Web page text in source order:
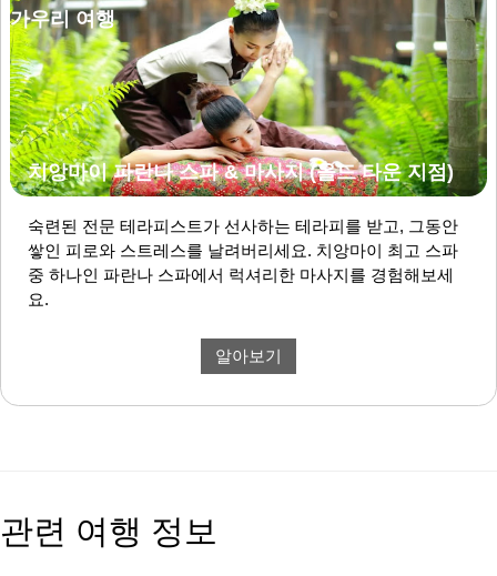
치앙마이 파란나 스파 & 마사지 (올드 타운 지점)
숙련된 전문 테라피스트가 선사하는 테라피를 받고, 그동안
쌓인 피로와 스트레스를 날려버리세요. 치앙마이 최고 스파
중 하나인 파란나 스파에서 럭셔리한 마사지를 경험해보세
요.
알아보기
관련 여행 정보